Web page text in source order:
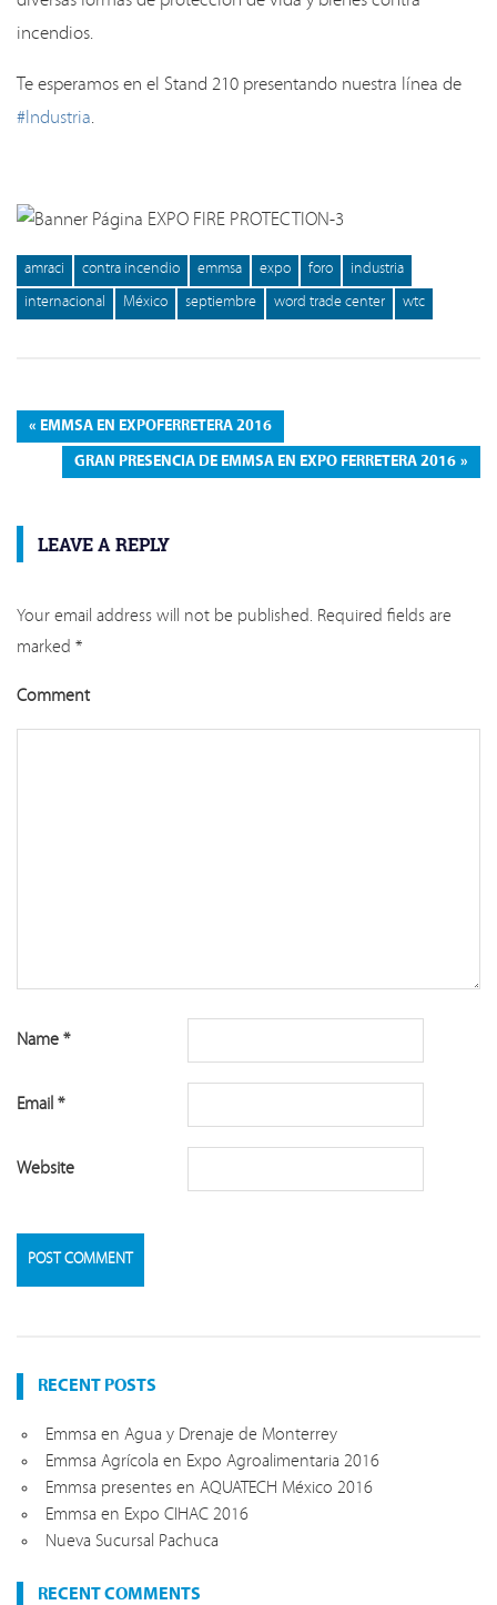
incendios.
Te esperamos en el Stand 210 presentando nuestra línea de
#Industria.
amraci contra incendio emmsa expo foro
industria
internacional
México septiembre word trade center wtc
navigation
PREVIOUS
POST:
EMMSA EN EXPOFERRETERA 2016
NEXT
GRAN PRESENCIA DE EMMSA EN EXPO FERRETERA 2016
LEAVE A REPLY
Your email address will not be published. Required fields are
marked *
Comment
Name *
Email *
Website
RECENT POSTS
Emmsa en Agua y Drenaje de Monterrey
Emmsa Agrícola en Expo Agroalimentaria 2016
Emmsa presentes en AQUATECH México 2016
Emmsa en Expo CIHAC 2016
Nueva Sucursal Pachuca
RECENT COMMENTS